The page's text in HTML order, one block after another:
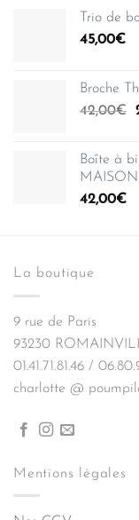
Trio de
45,00€
Broche
42,00€
Boîte à
MAISON
42,00€
La boutique
9 rue de Paris
93230
01.41.71.81.46 /
charlotte @
Mentions légales